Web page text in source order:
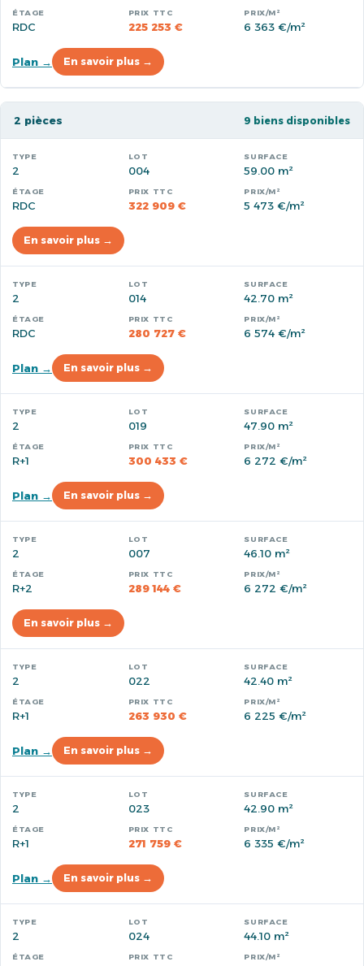
RDC 225 253 € 6 363 €/m²
Plan → En savoir plus →
2 pièces 9 biens disponibles
2 004 59.00 m²
RDC 322 909 € 5 473 €/m²
En savoir plus →
2 014 42.70 m²
RDC 280 727 € 6 574 €/m²
Plan → En savoir plus →
2 019 47.90 m²
R+1 300 433 € 6 272 €/m²
Plan → En savoir plus →
2 007 46.10 m²
R+2 289 144 € 6 272 €/m²
En savoir plus →
2 022 42.40 m²
R+1 263 930 € 6 225 €/m²
Plan → En savoir plus →
2 023 42.90 m²
R+1 271 759 € 6 335 €/m²
Plan → En savoir plus →
2 024 44.10 m²